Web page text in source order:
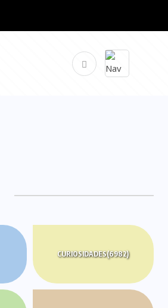
CURIOSIDADES(6982)